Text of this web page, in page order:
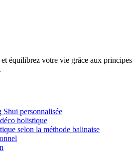
équilibrez votre vie grâce aux principes
Shui personnalisée
holistique
selon la méthode balinaise